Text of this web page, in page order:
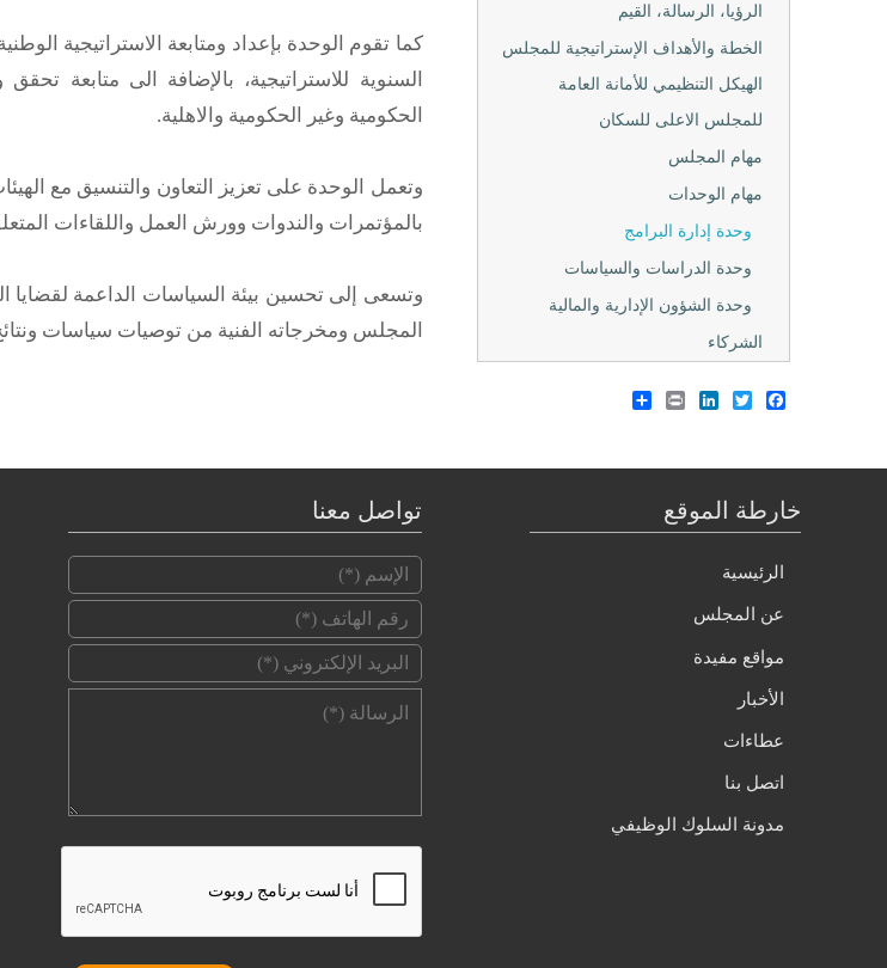
الرؤيا، الرسالة، القيم
الخطة والأهداف الإستراتيجية للمجلس
الهيكل التنظيمي للأمانة العامة
للمجلس الاعلى للسكان
مهام المجلس
مهام الوحدات
وحدة إدارة البرامج
وحدة الدراسات والسياسات
وحدة الشؤون الإدارية والمالية
الشركاء
السنوية للاستراتيجية، بالإضافة الى متابعة
الحكومية وغير الحكومية والاهلية.
وتعمل الوحدة على تعزيز التعاون والتنسيق مع
بالمؤتمرات والندوات وورش العمل واللقاءات
وتسعى إلى تحسين بيئة السياسات الداعمة
المجلس ومخرجاته الفنية من توصيات سياسات ونتائج
Facebook
Twitter
LinkedIn
Print
خارطة الموقع
الرئيسية
عن المجلس
مواقع مفيدة
الأخبار
عطاءات
اتصل بنا
مدونة السلوك الوظيفي
تواصل معنا
*